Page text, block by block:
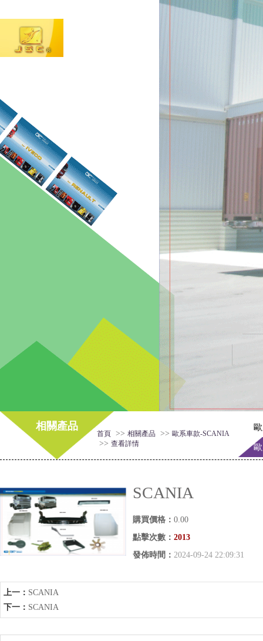
相關產品
首頁 >> 相關產品 >> 歐系車款-SCANIA
>> 查看詳情
SCANIA
購買價格： 0.00
點擊次數： 2013
發佈時間： 2024-09-24 22:09:31
上一： SCANIA
下一： SCANIA